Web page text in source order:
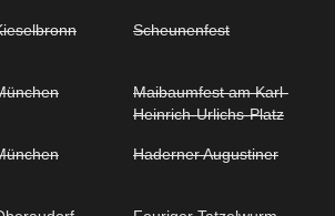
Scheunenfest
Maibaumfest am Karl-
Heinrich-Urlichs-Platz
Haderner Augustiner